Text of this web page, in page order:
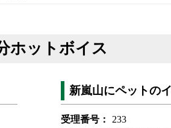
ホットボイス
新嵐山にペットの
受理番号：
233